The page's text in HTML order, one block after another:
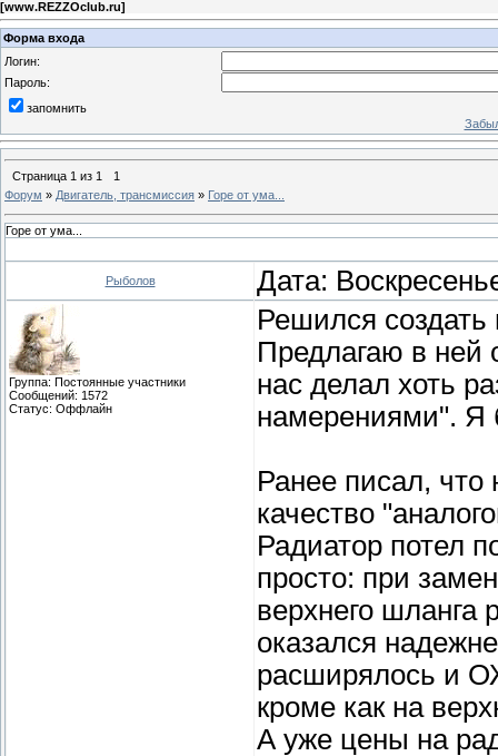
[www.REZZOclub.ru]
Форма входа
Логин:
Пароль:
запомнить
Страница 1 из 1
1
Форум » Двигатель, трансмиссия » Горе от ума...
Горе от ума...
Рыболов Дата:
Группа: Постоянные участники
Сообщений: 1572
Статус: Оффлайн
Решился
Предлагаю в ней
нас делал хоть
намерениями". Я
Ранее писал, что
качество
Радиатор потел
просто: при
верхнего шланга
оказался
расширялось и
кроме как на
А уже цены на